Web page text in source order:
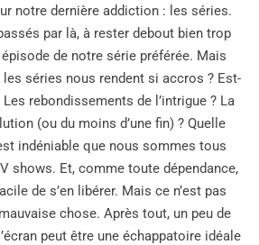
notre dernière addiction : les séries.
par là, à rester debout bien trop
de notre série préférée. Mais
séries nous rendent si accros ? Est-
rebondissements de l’intrigue ? La
(ou du moins d’une fin) ? Quelle
indéniable que nous sommes tous
shows. Et, comme toute dépendance,
de s’en libérer. Mais ce n’est pas
chose. Après tout, un peu de
peut être une échappatoire idéale